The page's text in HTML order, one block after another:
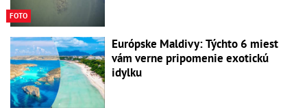
FOTO
Európske Maldivy: Týchto 6 miest
vám verne pripomenie exotickú
idylku